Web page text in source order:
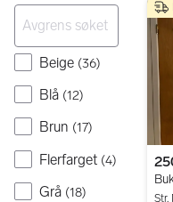
Beige (36)
Blå (12)
Brun (17)
Flerfarget (4)
Grå (18) Str.